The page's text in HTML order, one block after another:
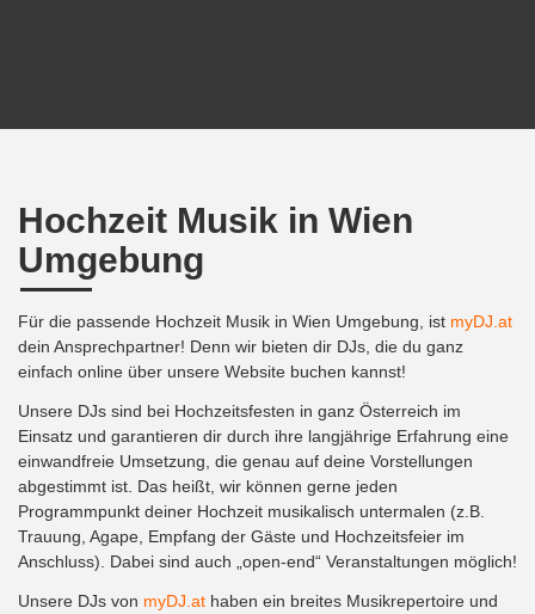
Hochzeit Musik in Wien
Umgebung
Für die passende Hochzeit Musik in Wien Umgebung, ist myDJ.at
dein Ansprechpartner! Denn wir bieten dir DJs, die du ganz
einfach online über unsere Website buchen kannst!
Unsere DJs sind bei Hochzeitsfesten in ganz Österreich im
Einsatz und garantieren dir durch ihre langjährige Erfahrung eine
einwandfreie Umsetzung, die genau auf deine Vorstellungen
abgestimmt ist. Das heißt, wir können gerne jeden
Programmpunkt deiner Hochzeit musikalisch untermalen (z.B.
Trauung, Agape, Empfang der Gäste und Hochzeitsfeier im
Anschluss). Dabei sind auch „open-end“ Veranstaltungen möglich!
Unsere DJs von myDJ.at haben ein breites Musikrepertoire und